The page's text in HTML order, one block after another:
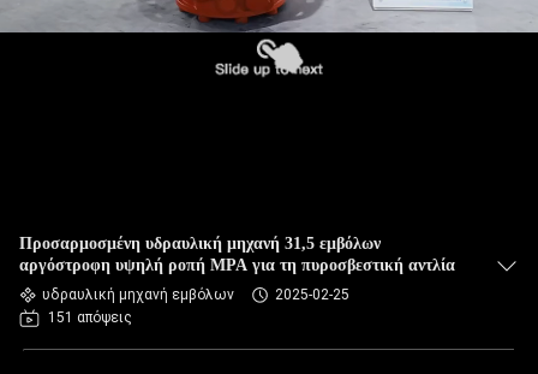
Προσαρμοσμένη υδραυλική μηχανή 31,5 εμβόλων
αργόστροφη υψηλή ροπή MPA για τη πυροσβεστική αντλία
υδραυλική μηχανή εμβόλων
2025-02-25
151 απόψεις